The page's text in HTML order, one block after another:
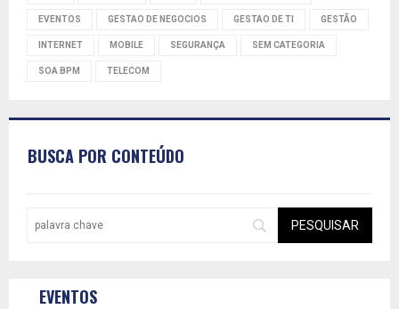
EVENTOS GESTAO DE NEGOCIOS GESTAO DE TI GESTÃO
INTERNET MOBILE SEGURANÇA SEM CATEGORIA
SOA BPM TELECOM
BUSCA POR CONTEÚDO
EVENTOS